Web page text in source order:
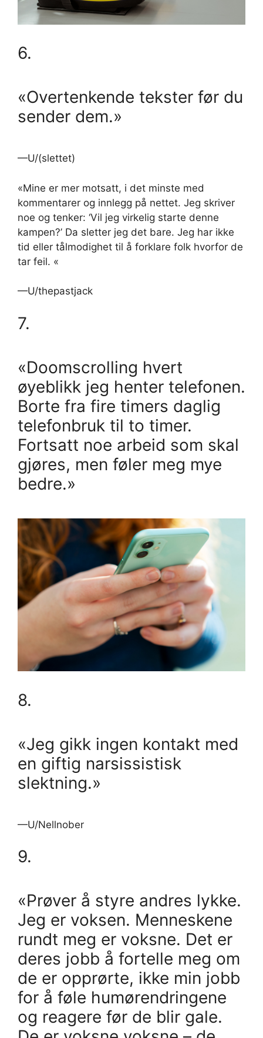
6.
«Overtenkende tekster før du
sender dem.»
—U/(slettet)
«Mine er mer motsatt, i det minste med
kommentarer og innlegg på nettet. Jeg skriver
noe og tenker: ‘Vil jeg virkelig starte denne
kampen?’ Da sletter jeg det bare. Jeg har ikke
tid eller tålmodighet til å forklare folk hvorfor de
tar feil. «
—U/thepastjack
7.
«Doomscrolling hvert
øyeblikk jeg henter telefonen.
Borte fra fire timers daglig
telefonbruk til to timer.
Fortsatt noe arbeid som skal
gjøres, men føler meg mye
bedre.»
8.
«Jeg gikk ingen kontakt med
en giftig narsissistisk
slektning.»
—U/Nellnober
9.
«Prøver å styre andres lykke.
Jeg er voksen. Menneskene
rundt meg er voksne. Det er
deres jobb å fortelle meg om
de er opprørte, ikke min jobb
for å føle humørendringene
og reagere før de blir gale.